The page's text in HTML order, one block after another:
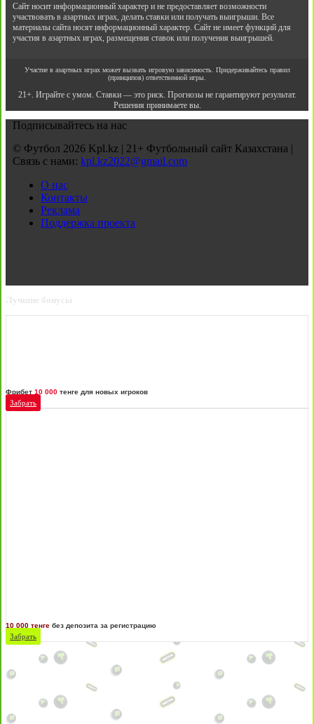
Сайт носит информационный характер и не предоставляет возможности
участвовать в азартных играх, делать ставки или получать выигрыши. Все
материалы сайта носят информационный характер. Сайт не имеет функций для
участия в азартных играх, размещения ставок или получения выигрышей.
Участие в азартных играх может вызвать игровую зависимость. Придерживайтесь правил
(принципов) ответственной игры.
21+. Играйте с умом. Ставки — это риск. Прогнозы не гарантируют результат.
Решения принимаете вы.
Подписывайтесь на нас
© Футбол 2026 Kpl.kz | 21+ Футбольный сайт Казахстана |
Связь с нами: kpl.kz2022@gmail.com
О нас
Контакты
Реклама
Поддержка проекта
Лучшие бонусы
Фрибет 10 000 тенге для новых игроков
Забрать
10 000 тенге без депозита за регистрацию
Забрать